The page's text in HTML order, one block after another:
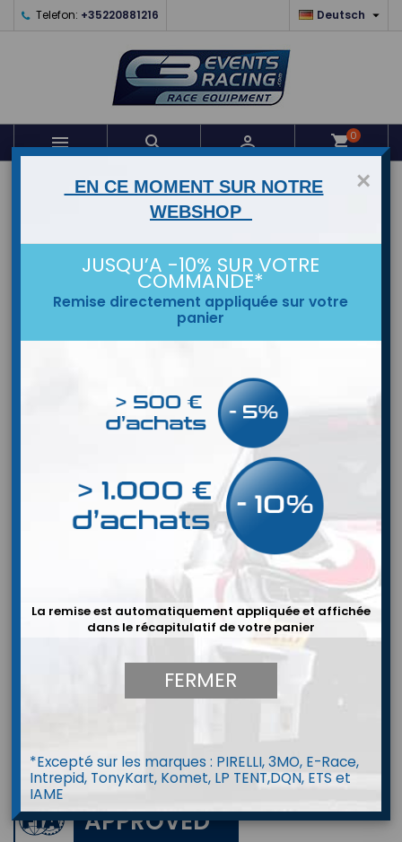
Telefon: +35220881216 Deutsch 
   shopping_cart0
STARTSEITE
BELL HP10 Rally WW (HANS)
APPROVED
×
EN CE MOMENT SUR NOTRE
WEBSHOP
JUSQU’A -10% SUR VOTRE
COMMANDE*
Remise directement appliquée sur votre
panier
La remise est automatiquement appliquée et affichée
dans le récapitulatif de votre panier
FERMER
*Excepté sur les marques : PIRELLI, 3MO, E-Race,
Intrepid, TonyKart, Komet, LP TENT,DQN, ETS et
IAME